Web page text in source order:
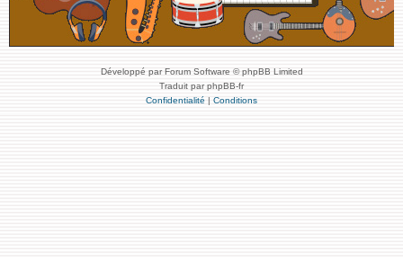
Développé par Forum Software © phpBB Limited
Traduit par phpBB-fr
Confidentialité | Conditions